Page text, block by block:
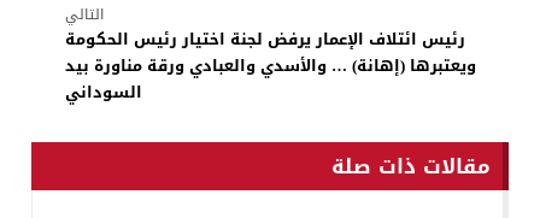
التالي
رئيس ائتلاف الإعمار يرفض لجنة اختيار رئيس الحكومة
ويعتبرها (إهانة) … والأسدي والعبادي ورقة مناورة بيد
السوداني
مقالات ذات صلة